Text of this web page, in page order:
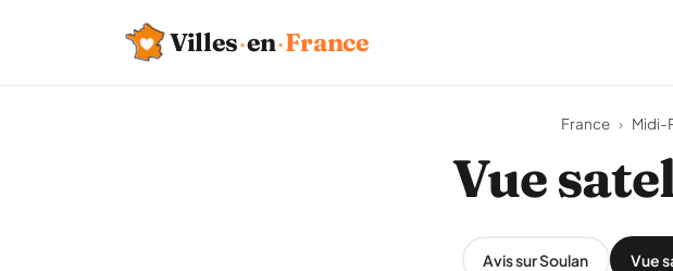
Villes·en·France
France › Midi-
Vue
Avis sur Soulan Vue